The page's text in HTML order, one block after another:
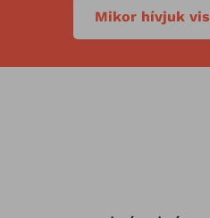
Mikor hívjuk